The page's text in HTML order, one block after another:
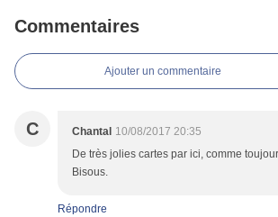
Commentaires
Ajouter un commentaire
C Chantal 10/08/2017 20:35
De très jolies cartes par ici, comme
Bisous.
Répondre